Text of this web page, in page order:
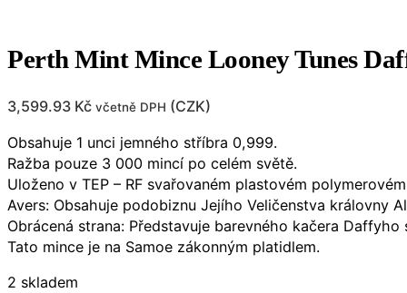
Perth Mint Mince Looney Tunes
3,599.93 Kč včetně DPH (CZK)
Obsahuje 1 unci jemného stříbra 0,999.
Ražba pouze 3 000 mincí po celém světě.
Uloženo v TEP – RF svařovaném plastovém
Avers: Obsahuje podobiznu Jejího Veličenstva královny
Obrácená strana: Představuje barevného kačera
Tato mince je na Samoe zákonným platidlem.
2 skladem